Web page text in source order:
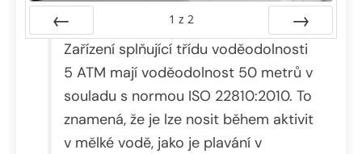
Předchozí
1 z 2
Další
Zařízení splňující třídu voděodolnosti
5 ATM mají voděodolnost 50 metrů v
souladu s normou ISO 22810:2010. To
znamená, že je lze nosit během aktivit
v mělké vodě, jako je plavání v